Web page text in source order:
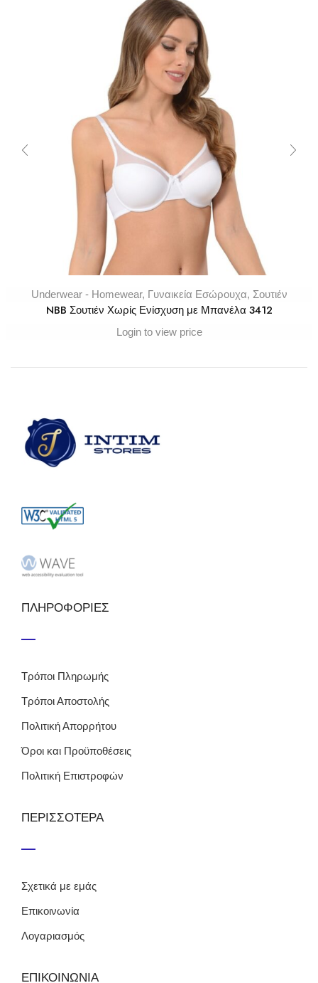
Underwear - Homewear, Γυναικεία Εσώρουχα, Σουτιέν
NBB Σουτιέν Χωρίς Ενίσχυση με Μπανέλα 3412
Login to view price
ΠΛΗΡΟΦΟΡΙΕΣ
Τρόποι Πληρωμής
Τρόποι Αποστολής
Πολιτική Απορρήτου
Όροι και Προϋποθέσεις
Πολιτική Επιστροφών
ΠΕΡΙΣΣΟΤΕΡΑ
Σχετικά με εμάς
Επικοινωνία
Λογαριασμός
ΕΠΙΚΟΙΝΩΝΙΑ